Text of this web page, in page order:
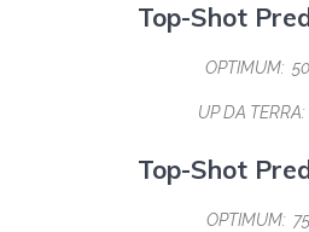
Top-Shot
OPTIMUM:
UP DA
Top-Shot
OPTIMUM: